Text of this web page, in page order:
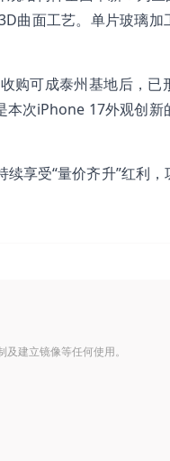
曲面工艺。单片玻璃
购可成泰州基地后，已
次iPhone 17外观创新
享受“量价齐升”红利
建立镜像等任何使用。